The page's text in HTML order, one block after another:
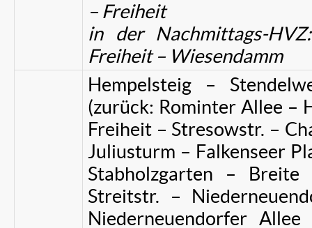
– Freiheit
in der Nachmittags-
Freiheit – Wiesendamm
Hempelsteig –
(zurück: Rominter Allee –
Freiheit – Stresowstr. –
Juliusturm – Falkenseer
Stabholzgarten –
Streitstr. –
Niederneuendorfer